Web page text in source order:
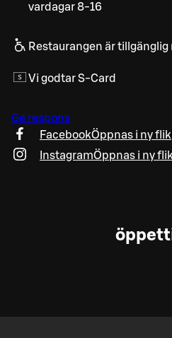
vardagar 8-16
Restaurangen är tillgänglig
Vi godtar S-Card
Ge respons
FacebookÖppnas i ny flik
InstagramÖppnas i ny flik